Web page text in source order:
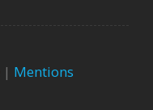
| Mentions